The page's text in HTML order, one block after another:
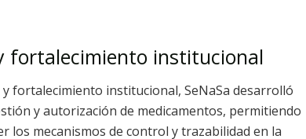
fortalecimiento institucional
fortalecimiento institucional, SeNaSa desarrolló
y autorización de medicamentos, permitiendo
los mecanismos de control y trazabilidad en la